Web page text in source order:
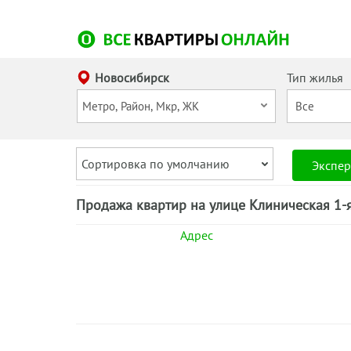
Новосибирск Тип жилья
Сортировка по умолчанию
Продажа квартир на улице Клиническая
Адрес